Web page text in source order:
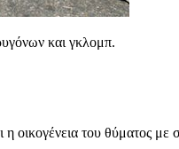
και γκλομπ.
του θύματος με